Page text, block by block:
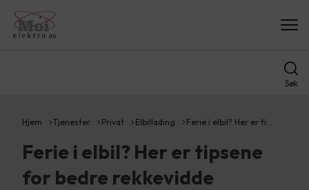
Søk
Hjem Tjenester Privat Elbillading Ferie i elbil? Her er ti…
Ferie i elbil? Her er tipsene
for bedre rekkevidde